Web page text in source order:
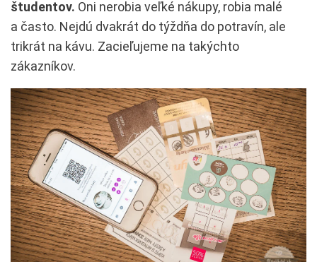
študentov. Oni nerobia veľké nákupy, robia malé
a často. Nejdú dvakrát do týždňa do potravín, ale
trikrát na kávu. Zacieľujeme na takýchto
zákazníkov.